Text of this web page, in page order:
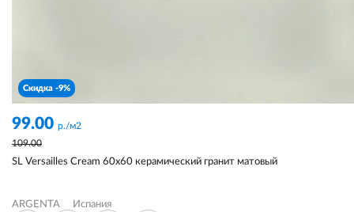
Скидка -9%
99.00 р./м2
109.00
SL Versailles Cream 60x60 керамический гранит матовый
ARGENTA Испания